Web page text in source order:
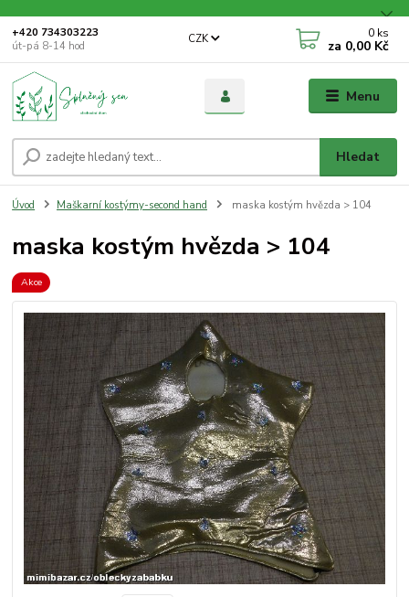
Menu
CZK
Hledat
+420 734303223
út-pá 8-14 hod
0 ks
za 0,00 Kč
Úvod Maškarní kostýmy-second hand maska kostým hvězda > 104
maska kostým hvězda > 104
Akce